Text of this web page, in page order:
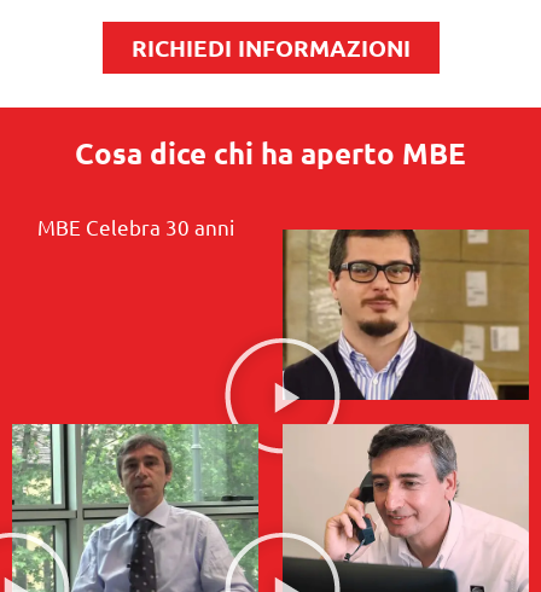
RICHIEDI INFORMAZIONI
Cosa dice chi ha aperto MBE
MBE Celebra 30 anni